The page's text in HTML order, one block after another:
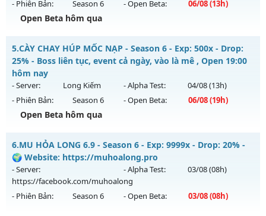
Exp: 9999x - Drop: 90%
Kiểu reset: Reset In Game
Thể loại: Mu Custom thêm đồ mới
Antihack: SharkGaurd
- Phiên Bản:
Season 6 - Open Beta: 06/08(13h)
Open Beta hôm qua
Drop Cao Boss Nhiều - Cày Cuốc Thả Ga Drop Cao
Mu mới ra tháng 08 2026 - Mở máy chủLONG VƯƠNGvào
13h ngày 06/08/2626
Exp: 1000x - Drop: 20%
Antihack: GameGuard
5.CÀY CHAY HÚP MỐC NẠP - Season 6 - Exp: 500x - Drop:
25% - Boss liên tục, event cả ngày, vào là mê , Open 19:00
hôm nay
- Server: Long Kiếm - Alpha Test: 04/08(13h)
- Phiên Bản:
Season 6 - Open Beta: 06/08(19h)
Open Beta hôm qua
CÀY CHAY HÚP MỐC NẠP - Boss liên tục, event cả ngày, vào
là mê , Open 19:00 hôm nay
Mu mới ra tháng 08 2026 - Mở máy chủ
Long Kiếmvào 19h
ngày 06/08/2626
Exp: 500x - Drop: 25%
6.MU HỎA LONG 6.9 - Season 6 - Exp: 9999x - Drop: 20% -
🌍 Website: https://muhoalong.pro
- Server:
https://facebook.com/muhoalong
- Alpha Test: 03/08(08h)
- Phiên Bản: Season 6 - Open Beta: 03/08(08h)